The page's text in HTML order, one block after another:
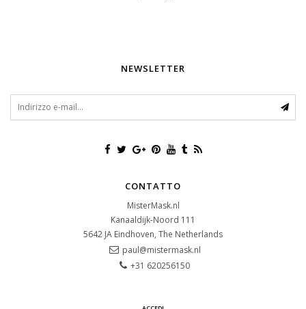
NEWSLETTER
CONTATTO
MisterMask.nl
Kanaaldijk-Noord 111
5642 JA Eindhoven, The Netherlands
paul@mistermask.nl
+31 620256150